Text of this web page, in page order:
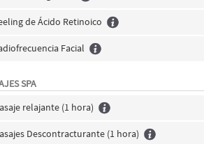
de Ácido Retinoico
Facial
SPA
relajante (1 hora)
Descontracturante (1 hora)